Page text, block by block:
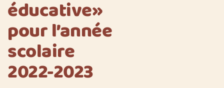
éducative»
pour l’année
scolaire
2022-2023